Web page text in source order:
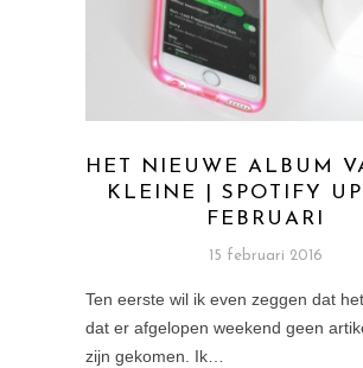
HET NIEUWE ALBUM
KLEINE | SPOTIFY
FEBRUARI
15 februari 2016
Ten eerste wil ik even zeggen dat
dat er afgelopen weekend geen
zijn gekomen. Ik…